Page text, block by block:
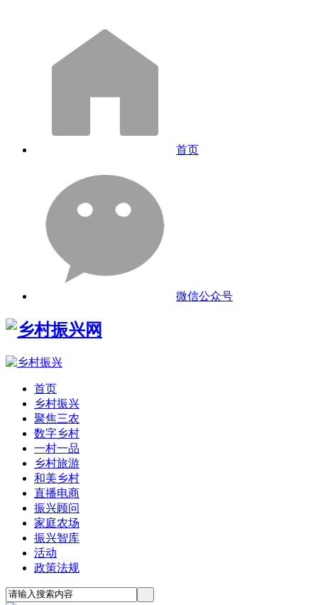
首页
微信公众号
首页
乡村振兴
聚焦三农
数字乡村
一村一品
乡村旅游
和美乡村
直播电商
振兴顾问
家庭农场
振兴智库
活动
政策法规